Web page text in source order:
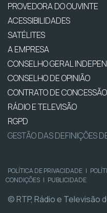
PROVEDORA DO OUVINTE
ACESSIBILIDADES
SATÉLITES
A EMPRESA
CONSELHO GERAL
CONSELHO DE OPINIÃO
CONTRATO DE
RÁDIO E TELEVISÃO
RGPD
GESTÃO DAS DEFINIÇÕES
POLÍTICA DE PRIVACIDADE |
CONDIÇÕES | PUBLICIDADE
© RTP, Rádio e Televisão